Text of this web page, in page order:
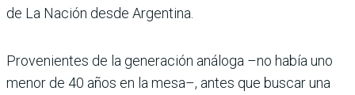
de La Nación desde Argentina.
Provenientes de la generación análoga –no había uno
menor de 40 años en la mesa–, antes que buscar una